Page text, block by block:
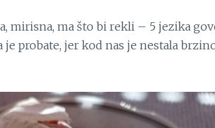
mirisna, ma što bi rekli – 5 jezika
probate, jer kod nas je nestala